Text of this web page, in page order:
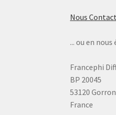
Nous
... ou en nous
Francephi
BP 20045
53120 Gorron
France